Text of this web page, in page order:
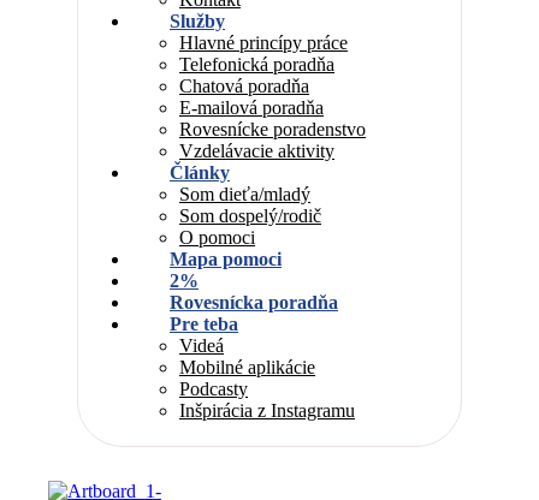
Služby
Hlavné princípy práce
Telefonická poradňa
Chatová poradňa
E-mailová poradňa
Rovesnícke poradenstvo
Vzdelávacie aktivity
Články
Som dieťa/mladý
Som dospelý/rodič
O pomoci
Mapa pomoci
2%
Rovesnícka poradňa
Pre teba
Videá
Mobilné aplikácie
Podcasty
Inšpirácia z Instagramu